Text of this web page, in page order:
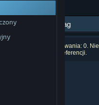
Steam
do twojego wyszukiwania: 0. Nie
na podstawie twoich preferencji.